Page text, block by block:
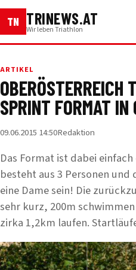
TN TRINEWS.AT
Wir leben Triathlon
ARTIKEL
OBERÖSTERREICH
SPRINT FORMAT IN
09.06.2015 14:50Redaktion
Das Format ist dabei
besteht aus 3 Personen
eine Dame sein! Die
sehr kurz, 200m
zirka 1,2km laufen.